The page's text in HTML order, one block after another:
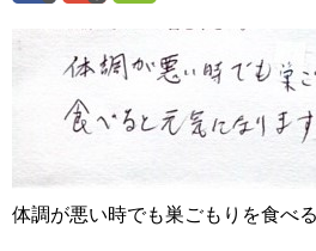
体調が悪い時でも巣ごもりを食べ
（埼玉